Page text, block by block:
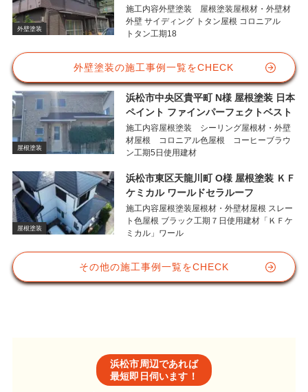
外壁塗装
施工内容外壁塗装 屋根塗装屋根材・外壁材
外壁 サイディング トタン屋根 コロニアル
トタン工期18
外壁塗装の施工事例一覧をCHECK
屋根塗装
浜松市中央区貴平町 N様 屋根塗装 日本
ペイント ファインパーフェクトベスト
施工内容屋根塗装 シーリング屋根材・外壁
材屋根 コロニアル色屋根 コーヒーブラウ
ン工期5日使用建材
屋根塗装
浜松市東区天龍川町 O様 屋根塗装 ＫＦ
ケミカル ワールドセラルーフ
施工内容屋根塗装屋根材・外壁材屋根 スレー
ト色屋根 ブラック工期７日使用建材「ＫＦケ
ミカル」ワール
その他の施工事例一覧をCHECK
浜松市周辺であれば
最短即日伺います！